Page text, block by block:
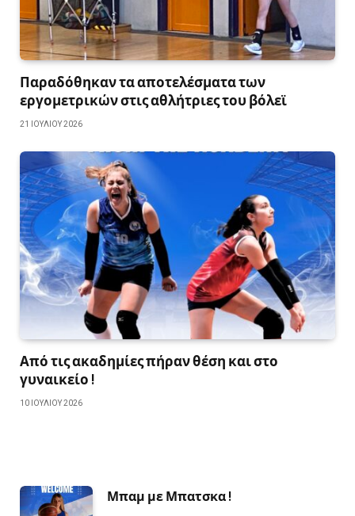
Παραδόθηκαν τα αποτελέσματα των
εργομετρικών στις αθλήτριες του βόλεϊ
21 ΙΟΥΛΊΟΥ 2026
Από τις ακαδημίες πήραν θέση και στο
γυναικείο !
10 ΙΟΥΛΊΟΥ 2026
Μπαμ με Μπατσκα !